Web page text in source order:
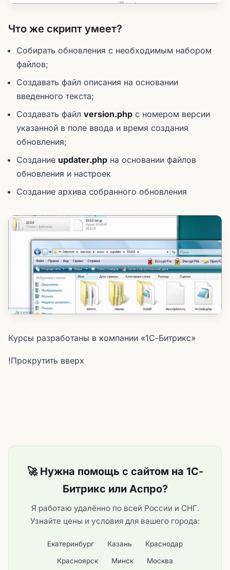
Что же скрипт умеет?
Собирать обновления с необходимым набором
файлов;
Создавать файл описания на основании
введенного текста;
Создавать файл version.php с номером версии
указанной в поле ввода и время создания
обновления;
Создание updater.php на основании файлов
обновления и настроек
Создание архива собранного обновления
Курсы разработаны в компании «1С-Битрикс»
!Прокрутить вверх
🚀 Нужна помощь с сайтом на 1С-
Битрикс или Аспро?
Я работаю удалённо по всей России и СНГ.
Узнайте цены и условия для вашего города:
Екатеринбург Казань Краснодар
Красноярск Минск Москва